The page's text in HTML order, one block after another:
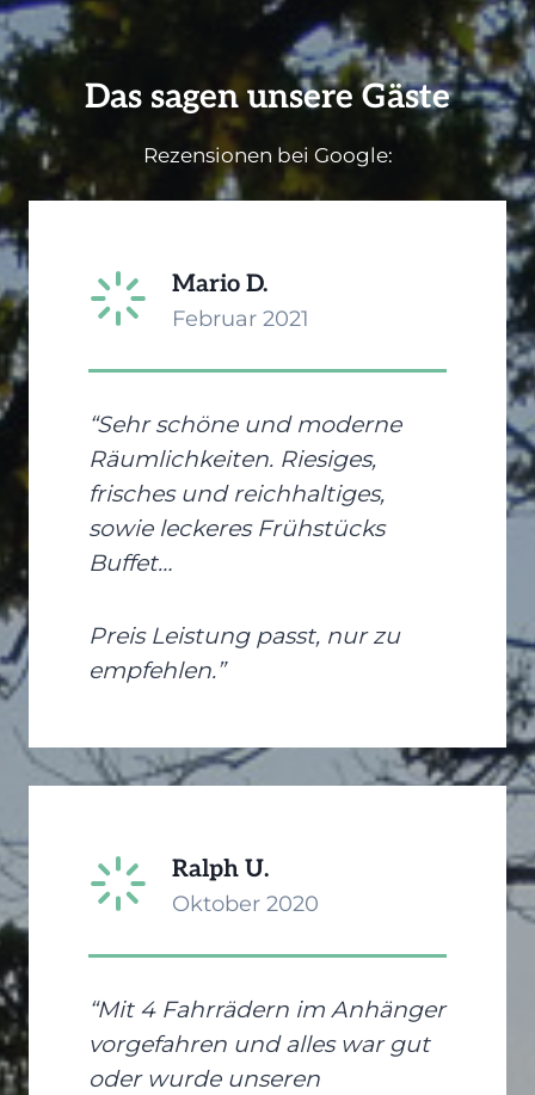
Das sagen unsere Gäste
Rezensionen bei Google:
Mario D.
Februar 2021
“Sehr schöne und moderne
Räumlichkeiten. Riesiges,
frisches und reichhaltiges,
sowie leckeres Frühstücks
Buffet…
Preis Leistung passt, nur zu
empfehlen.”
Ralph U.
Oktober 2020
“Mit 4 Fahrrädern im Anhänger
vorgefahren und alles war gut
oder wurde unseren